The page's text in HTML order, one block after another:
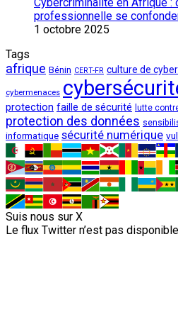
professionnelle se
1 octobre 2025
Tags
afrique Bénin CERT-FR culture de
cybermenaces
protection faille de sécurité lutte
protection des données
informatique sécurité numérique
Suis nous sur X
Le flux Twitter n’est pas